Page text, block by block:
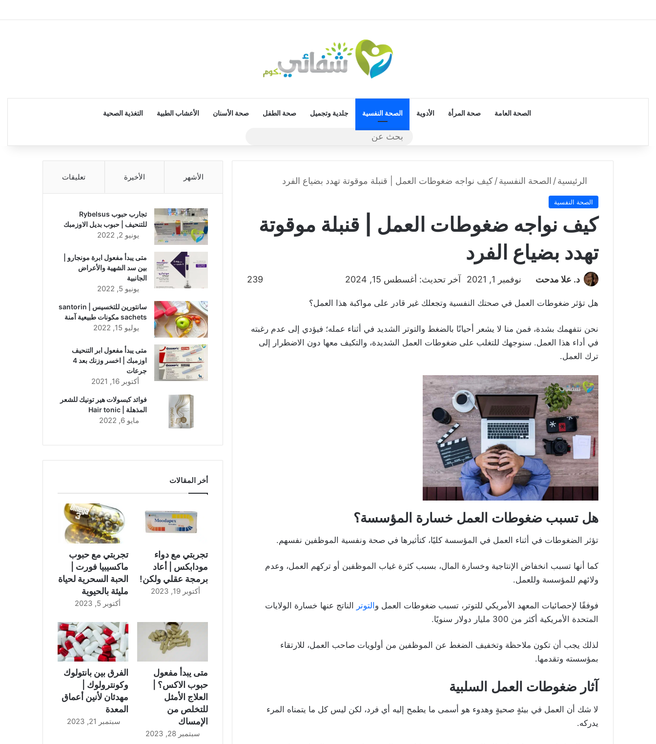
الرئيسيةالصحة العامة صحة المرأة الأدوية الصحة النفسية جلدية وتجميل صحة الطفل صحة الأسنان الأعشاب الطبية التغذية الصحية
الرئيسية/ الصحة النفسية/كيف نواجه ضغوطات العمل | قنبلة موقوتة تهدد بضياع الفرد
الصحة النفسية
كيف نواجه ضغوطات العمل | قنبلة موقوتة
تهدد بضياع الفرد
د. علا مدحت نوفمبر 1, 2021 آخر تحديث: أغسطس 15, 2024 239
هل تؤثر ضغوطات العمل في صحتك النفسية وتجعلك غير قادر على مواكبة هذا العمل؟
نحن نتفهمك بشدة، فمن منا لا يشعر أحيانًا بالضغط والتوتر الشديد في أثناء عمله؛ فيؤدي إلى عدم رغبته
في أداء هذا العمل. سنوجهك للتغلب على ضغوطات العمل الشديدة، والتكيف معها دون الاضطرار إلى
ترك العمل.
هل تسبب ضغوطات العمل خسارة المؤسسة؟
تؤثر الضغوطات في أثناء العمل في المؤسسة كليًا، كتأثيرها في صحة ونفسية الموظفين نفسهم.
كما أنها تسبب انخفاض الإنتاجية وخسارة المال، بسبب كثرة غياب الموظفين أو تركهم العمل، وعدم
ولائهم للمؤسسة وللعمل.
فوفقًا لإحصائيات المعهد الأمريكي للتوتر، تسبب ضغوطات العمل و التوتر
الناتج عنها خسارة الولايات
المتحدة الأمريكية أكثر من 300 مليار دولار سنويًا.
لذلك يجب أن تكون ملاحظة وتخفيف الضغط عن الموظفين من أولويات صاحب العمل، للارتقاء
بمؤسسته وتقدمها.
آثار ضغوطات العمل السلبية
لا شك أن العمل في بيئةٍ صحيةٍ وهدوء هو أسمى ما يطمح إليه أي فرد، لكن ليس كل ما يتمناه المرء
يدركه.
الأشهر الأخيرة تعليقات
تجارب حبوب Rybelsus
للتنحيف | حبوب بديل الاوزمبك
يونيو 2, 2022
متى يبدأ مفعول ابرة مونجارو |
بين سد الشهية والأعراض
الجانبية
يونيو 5, 2022
سانتورين للتخسيس | santorin
sachets مكونات طبيعية آمنة
يوليو 15, 2022
متى يبدأ مفعول ابر التنحيف
اوزمبك | اخسر وزنك بعد 4
جرعات
أكتوبر 16, 2021
فوائد كبسولات هير تونيك للشعر
المذهلة | Hair tonic
مايو 6, 2022
أخر المقالات
تجربتي مع دواء
مودابكس | أعاد
برمجة عقلي ولكن!
أكتوبر 19, 2023
تجربتي مع حبوب
ماكسيبيا فورت |
الحبة السحرية لحياة
مليئة بالحيوية
أكتوبر 5, 2023
متى يبدأ مفعول
حبوب الاكس؟ |
العلاج الأمثل
للتخلص من
الإمساك
سبتمبر 28, 2023
الفرق بين بانتولوك
وكونترولوك |
مهدئان لأنين أعماق
المعدة
سبتمبر 21, 2023